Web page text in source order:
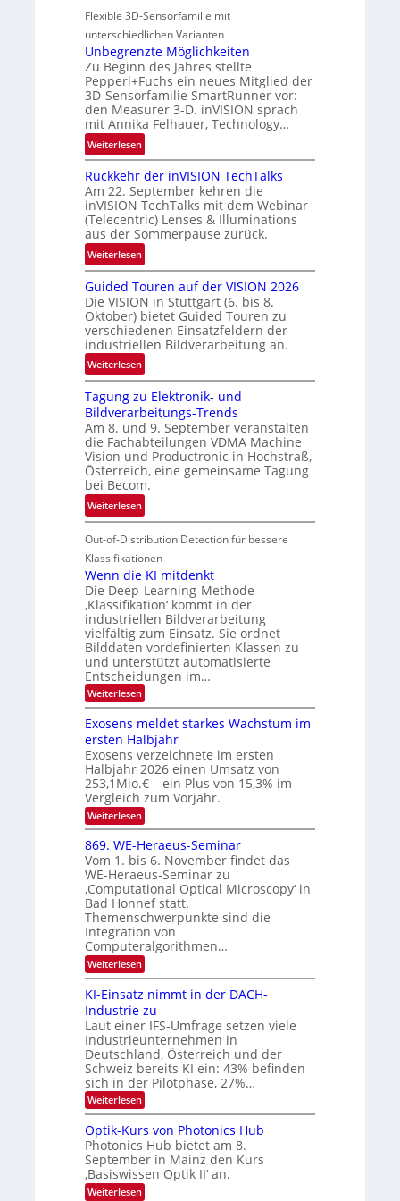
-
B
-
R
u
n
d
e
n
e
w
s
‘
Flexible 3D-Sensorfamilie mit
unterschiedlichen Varianten
Unbegrenzte Möglichkeiten
Zu Beginn des Jahres stellte
Pepperl+Fuchs ein neues Mitglied der
3D-Sensorfamilie SmartRunner vor:
den Measurer 3-D. inVISION sprach
mit Annika Felhauer, Technology…
Weiterlesen:
U
n
b
e
g
r
e
z
t
e
M
ö
g
l
i
c
h
k
e
i
t
e
Rückkehr der inVISION TechTalks
Am 22. September kehren die
inVISION TechTalks mit dem Webinar
(Telecentric) Lenses & Illuminations
aus der Sommerpause zurück.
Weiterlesen:
R
ü
c
k
k
e
h
d
e
r
i
n
V
I
S
I
O
N
T
e
c
h
T
a
l
k
s
Guided Touren auf der VISION 2026
Die VISION in Stuttgart (6. bis 8.
Oktober) bietet Guided Touren zu
verschiedenen Einsatzfeldern der
industriellen Bildverarbeitung an.
Weiterlesen:
G
u
i
d
e
d
T
o
u
r
a
u
f
d
e
r
V
I
S
I
O
N
2
0
2
6
Tagung zu Elektronik- und
Bildverarbeitungs-Trends
Am 8. und 9. September veranstalten
die Fachabteilungen VDMA Machine
Vision und Productronic in Hochstraß,
Österreich, eine gemeinsame Tagung
bei Becom.
Weiterlesen:
T
a
g
u
n
g
z
u
E
l
e
k
t
r
o
n
k
-
u
n
d
B
i
l
d
v
e
r
a
r
b
e
i
t
u
n
g
s
-
Out-of-Distribution Detection für bessere
Klassifikationen
Wenn die KI mitdenkt
Die Deep-Learning-Methode
‚Klassifikation‘ kommt in der
industriellen Bildverarbeitung
vielfältig zum Einsatz. Sie ordnet
Bilddaten vordefinierten Klassen zu
und unterstützt automatisierte
Entscheidungen im…
Weiterlesen:
W
n
n
d
i
e
K
I
m
i
t
d
e
n
k
t
Exosens meldet starkes Wachstum im
ersten Halbjahr
Exosens verzeichnete im ersten
Halbjahr 2026 einen Umsatz von
253,1Mio.€ – ein Plus von 15,3% im
Vergleich zum Vorjahr.
Weiterlesen:
E
x
o
s
e
n
s
m
e
l
d
e
t
s
t
a
r
k
e
s
W
a
c
h
s
t
u
m
i
m
869. WE-Heraeus-Seminar
Vom 1. bis 6. November findet das
WE-Heraeus-Seminar zu
‚Computational Optical Microscopy‘ in
Bad Honnef statt.
Themenschwerpunkte sind die
Integration von
Computeralgorithmen…
Weiterlesen:
8
9
.
W
E
-
H
e
r
a
e
u
s
-
S
e
m
KI-Einsatz nimmt in der DACH-
Industrie zu
Laut einer IFS-Umfrage setzen viele
Industrieunternehmen in
Deutschland, Österreich und der
Schweiz bereits KI ein: 43% befinden
sich in der Pilotphase, 27%…
Weiterlesen:
K
-
E
i
n
s
Optik-Kurs von Photonics Hub
Photonics Hub bietet am 8.
September in Mainz den Kurs
‚Basiswissen Optik II‘ an.
Weiterlesen: